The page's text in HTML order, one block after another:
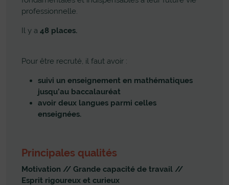
professionnelle.
Il y a 48 places.
Pour être recruté, il faut avoir :
suivi un enseignement en mathématiques
jusqu’au baccalauréat
avoir deux langues parmi celles
enseignées.
Principales qualités
Motivation // Grande capacité de travail //
Esprit rigoureux et curieux